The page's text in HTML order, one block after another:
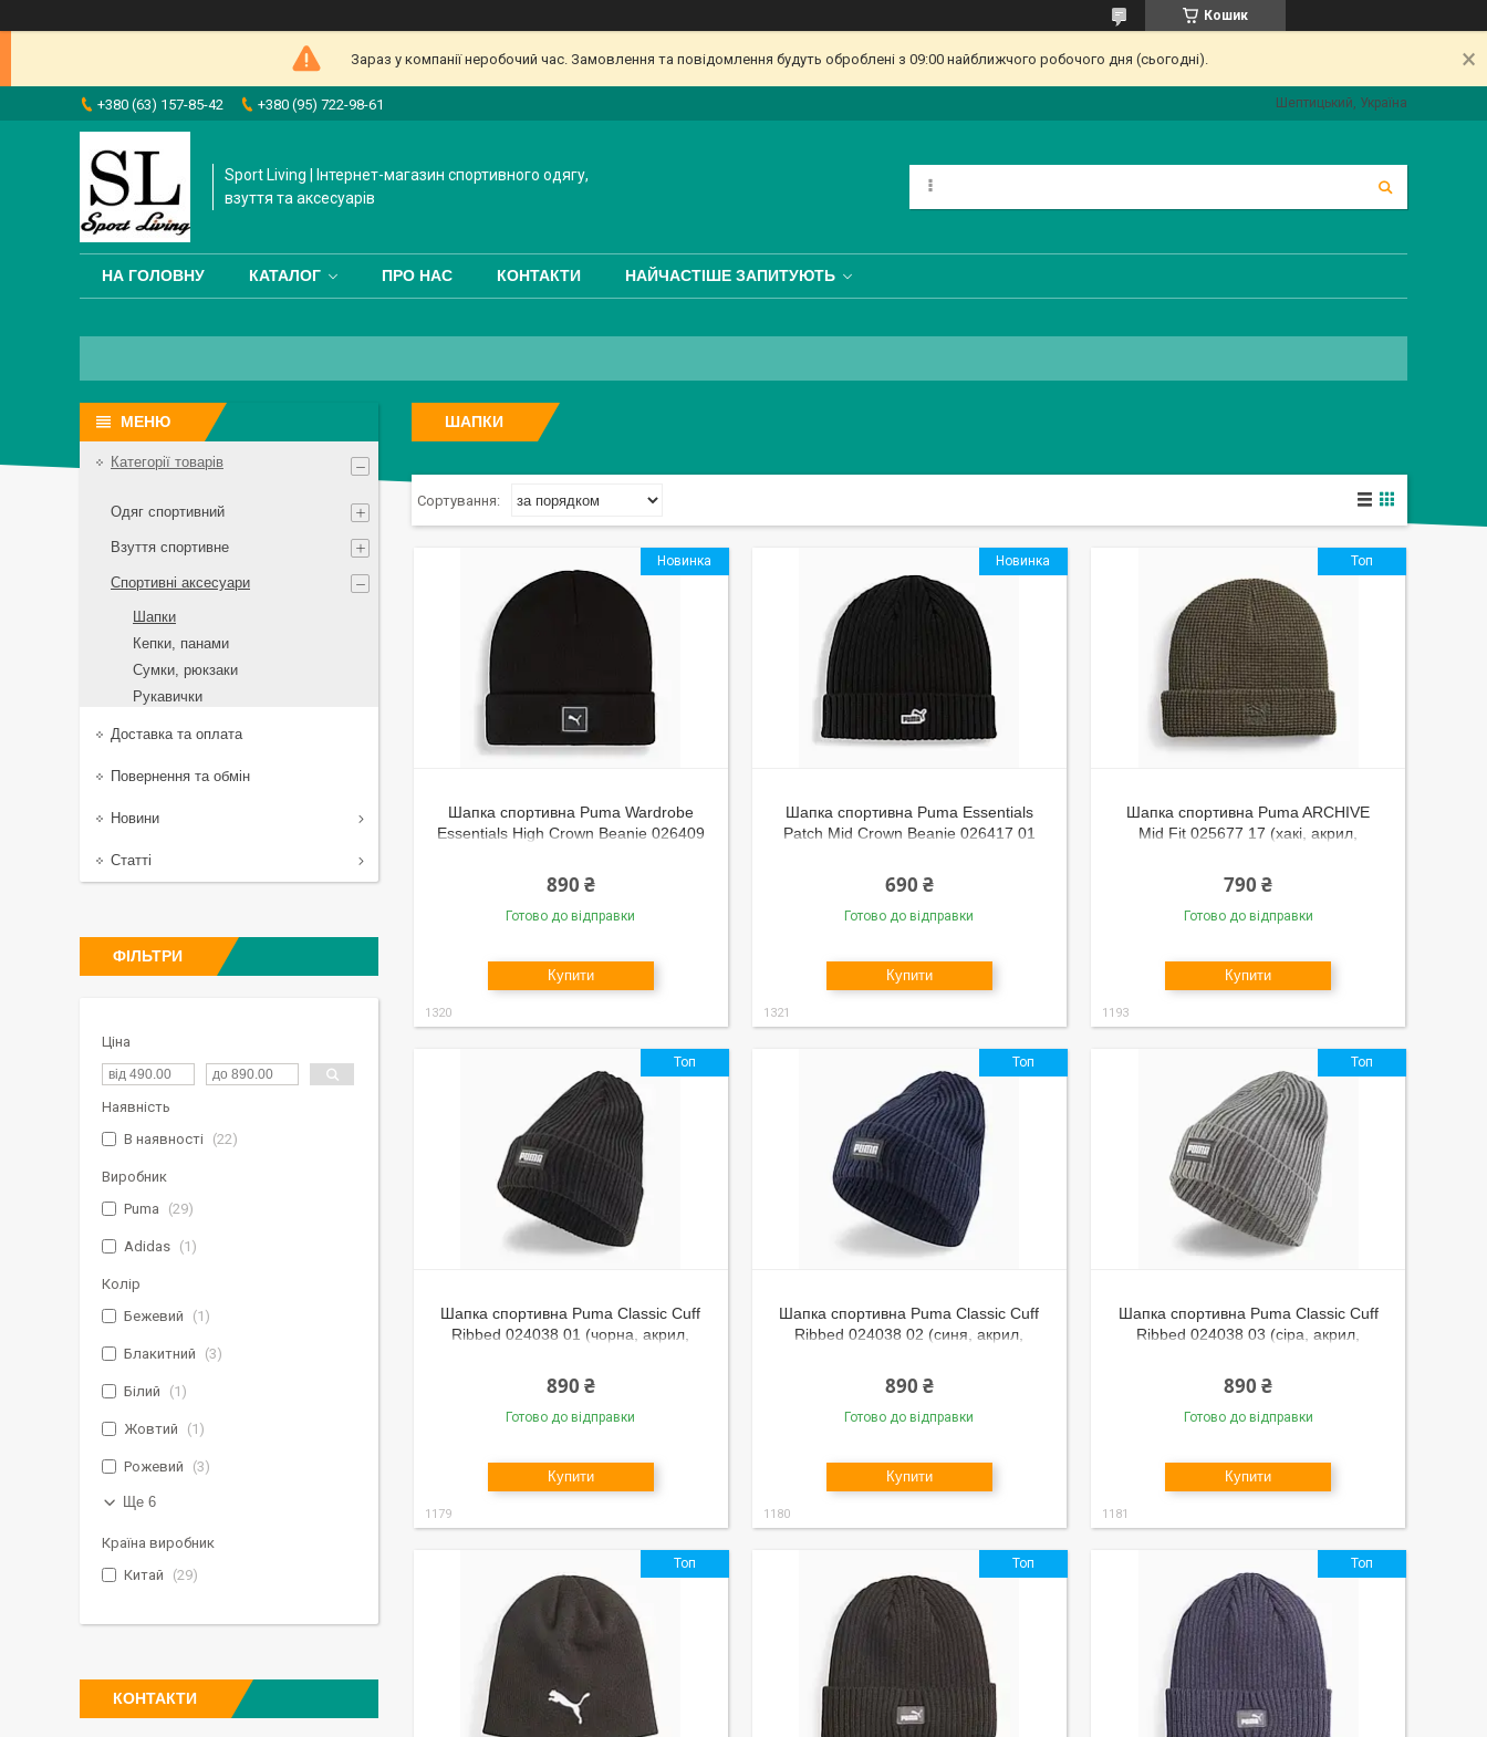
Кошик
Зараз у компанії неробочий час. Замовлення та повідомлення будуть оброблені з 09:00 найближчого робочого дня (сьогодні).
+380 (63) 157-85-42 +380 (95) 722-98-61 Шептицький, Україна
Sport Living | Інтернет-магазин спортивного одягу,
взуття та аксесуарів
НА ГОЛОВНУ КАТАЛОГ ПРО НАС КОНТАКТИ НАЙЧАСТІШЕ ЗАПИТУЮТЬ
ШАПКИ
Новинка
Шапка спортивна Puma Wardrobe
Essentials High Crown Beanie 026409
відворотом, тепла, логотип пума)
890 ₴
Готово до відправки
Купити
1320
Новинка
Шапка спортивна Puma Essentials
Patch Mid Crown Beanie 026417 01
тепла, логотип пума)
690 ₴
Готово до відправки
Купити
1321
Топ
Шапка спортивна Puma ARCHIVE
Mid Fit 025677 17 (хакі, акрил,
пума)
790 ₴
Готово до відправки
Купити
1193
Топ
Шапка спортивна Puma Classic Cuff
Ribbed 024038 01 (чорна, акрил,
пума)
890 ₴
Готово до відправки
Купити
1179
Топ
Шапка спортивна Puma Classic Cuff
Ribbed 024038 02 (синя, акрил,
пума)
890 ₴
Готово до відправки
Купити
1180
Топ
Шапка спортивна Puma Classic Cuff
Ribbed 024038 03 (сіра, акрил,
пума)
890 ₴
Готово до відправки
Купити
1181
Топ Топ Топ
Категорії товарів
Одяг спортивний
Взуття спортивне
Спортивні аксесуари
Шапки
Кепки, панами
Сумки, рюкзаки
Рукавички
Доставка та оплата
Повернення та обмін
Новини
Статті
ФІЛЬТРИ
Ціна
Наявність
В наявності
22
Виробник
Puma
29
Adidas 1
Колір
Бежевий
1
Блакитний 3
Білий 1
Жовтий 1
Рожевий 3
Ще 6
Країна виробник
Китай
29
КОНТАКТИ